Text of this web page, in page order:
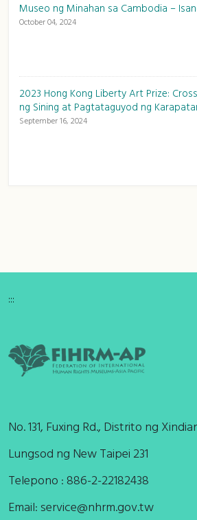
Museo ng Minahan sa Cambodia –
October 04, 2024
2023 Hong Kong Liberty Art Prize:
ng Sining at Pagtataguyod ng
September 16, 2024
:::
No. 131, Fuxing Rd., Distrito ng
Lungsod ng New Taipei 231
Telepono : 886-2-22182438
Email: service@nhrm.gov.tw